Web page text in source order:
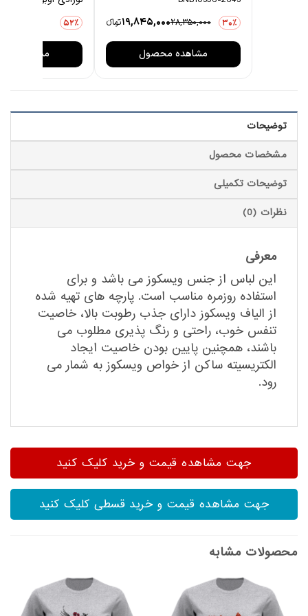
30٪ 28,350,000
19,845,000تومانءء
مشاهده محصول
52٪
مشاهده
توضیحات
مشخصات محصول
توضیحات تکمیلی
نظرات (0)
معرفی
این لباس از جنس ویسکوز می باشد و برای
استفاده روزمره مناسب است. پارچه های تهیه شده
از الیاف ویسکوز دارای جذب رطوبت بالا، خاصیت
تنفس خوب، راحتی و رنگ پذیری مطلوب می
باشند، همچنین پایین بودن خاصیت ایجاد
الکتریسیته ساکن از خواص ویسکوز به شمار می
رود.
جهت مشاهده قیمت و خرید کلیک کنید
جهت مشاهده قیمت و خرید قسطی کلیک کنید
محصولات مشابه